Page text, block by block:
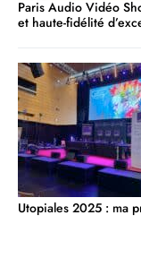
Paris Audio Vidéo
et haute-fidélité
Utopiales 2025 : ma